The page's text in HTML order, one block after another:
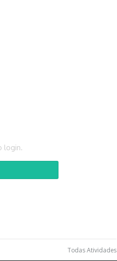
login.
Todas Atividades